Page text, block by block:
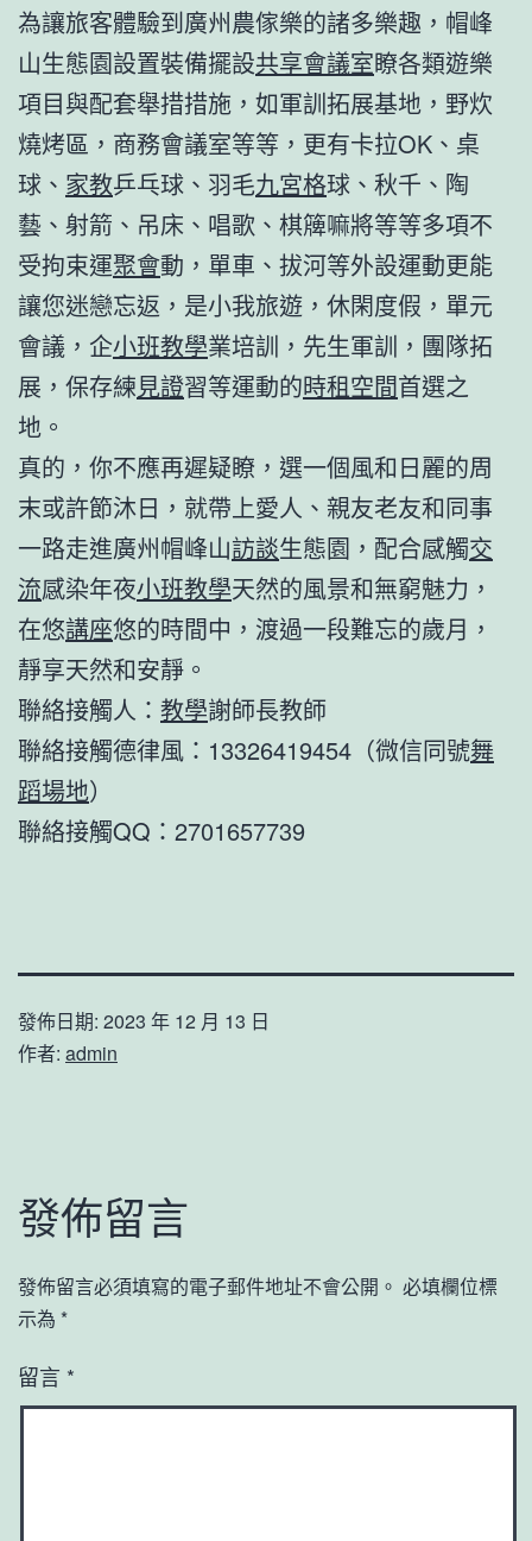
為讓旅客體驗到廣州農傢樂的諸多樂趣，帽峰
山生態園設置裝備擺設共享會議室瞭各類遊樂
項目與配套舉措措施，如軍訓拓展基地，野炊
燒烤區，商務會議室等等，更有卡拉OK、桌
球、 家教乒乓球、羽毛九宮格球、秋千、陶
藝、射箭、吊床、唱歌、棋簰嘛將等等多項不
受拘束運聚會動，單車、拔河等外設運動更能
讓您迷戀忘返，是小我旅遊，休閑度假，單元
會議，企小班教學業培訓，先生軍訓，團隊拓
展，保存練見證習等運動的時租空間首選之
地。
真的，你不應再遲疑瞭，選一個風和日麗的周
末或許節沐日，就帶上愛人、親友老友和同事
一路走進廣州帽峰山訪談生態園，配合感觸交
流感染年夜小班教學天然的風景和無窮魅力，
在悠講座悠的時間中，渡過一段難忘的歲月，
靜享天然和安靜。
聯絡接觸人： 教學謝師長教師
聯絡接觸德律風：13326419454（微信同號舞
蹈場地）
聯絡接觸QQ：2701657739
發佈日期: 2023 年 12 月 13 日
作者: admin
發佈留言
發佈留言必須填寫的電子郵件地址不會公開。 必填欄位標
示為 *
留言 *